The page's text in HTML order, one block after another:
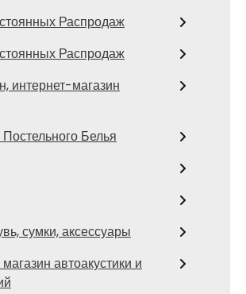
Распродаж
Распродаж
интернет-магазин
Белья
сумки, аксессуары
автоакустики и